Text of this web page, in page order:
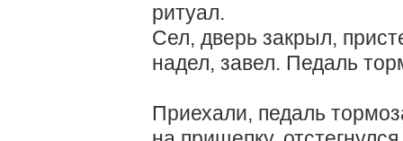
ритуал.
Сел, дверь закрыл,
надел, завел. Педаль
Приехали, педаль